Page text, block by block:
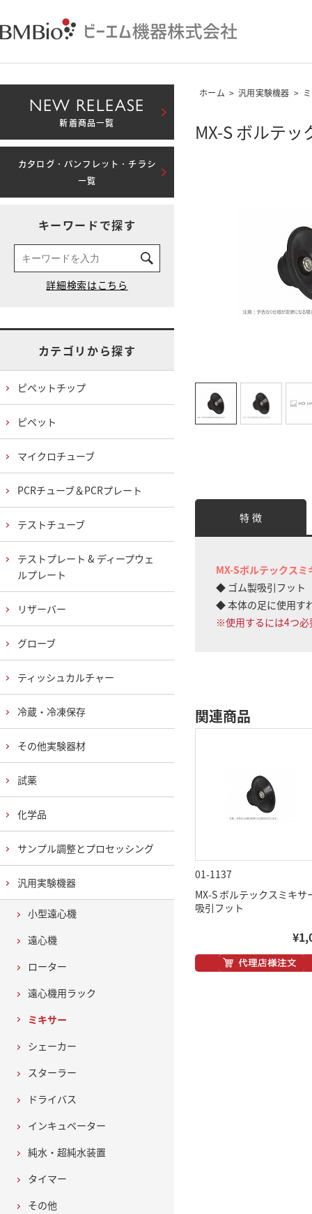
ホーム > 汎用実験機器 >
MX-S ボルテ
特 徴
MX-Sボルテックス
◆ ゴム製吸引フット
◆ 本体の足に使用す
※使用するには4つ必
関連商品
01-1137
MX-S ボルテックスミキサ
吸引フット
NEW RELEASE
新着商品一覧
カタログ・パンフレット・チラシ
一覧
キーワードで探す
カテゴリから探す
ピペットチップ
ピペット
マイクロチューブ
PCRチューブ＆PCRプレート
テストチューブ
テストプレート & ディープウェ
ルプレート
リザーバー
グローブ
ティッシュカルチャー
冷蔵・冷凍保存
その他実験器材
試薬
化学品
サンプル調整とプロセッシング
汎用実験機器
小型遠心機
遠心機
ローター
遠心機用ラック
ミキサー
シェーカー
スターラー
ドライバス
インキュベーター
純水・超純水装置
タイマー
その他